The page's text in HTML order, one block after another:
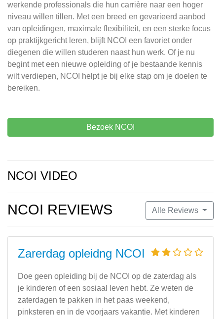
werkende professionals die hun carrière naar een hoger
niveau willen tillen. Met een breed en gevarieerd aanbod
van opleidingen, maximale flexibiliteit, en een sterke focus
op praktijkgericht leren, blijft NCOI een favoriet onder
diegenen die willen studeren naast hun werk. Of je nu
begint met een nieuwe opleiding of je bestaande kennis
wilt verdiepen, NCOI helpt je bij elke stap om je doelen te
bereiken.
Bezoek NCOI
NCOI VIDEO
Alle Reviews
NCOI REVIEWS
Zarerdag opleidng NCOI
Doe geen opleiding bij de NCOI op de zaterdag als
je kinderen of een sosiaal leven hebt. Ze weten de
zaterdagen te pakken in het paas weekend,
pinksteren en in de voorjaars vakantie. Met kinderen